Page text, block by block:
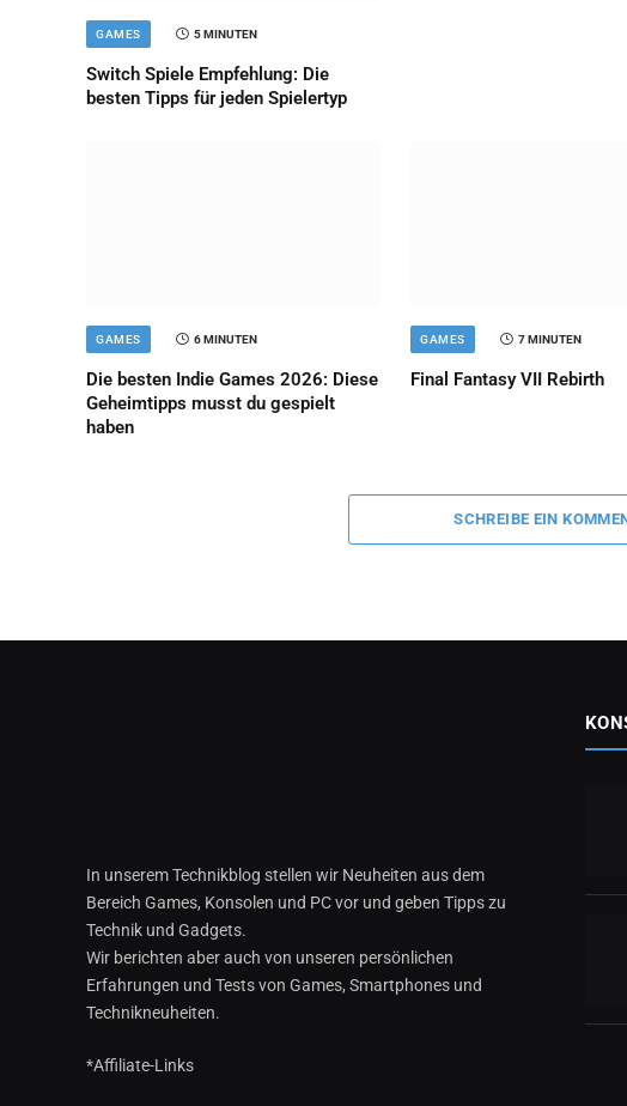
GAMES 5 MINUTEN
Switch Spiele Empfehlung: Die
besten Tipps für jeden Spielertyp
GAMES 6 MINUTEN
Die besten Indie Games 2026: Diese
Geheimtipps musst du gespielt
haben
GAMES 7 MINUTEN
Final Fantasy VII Rebirth
SCHREIBE EIN
In unserem Technikblog stellen wir Neuheiten aus dem
Bereich Games, Konsolen und PC vor und geben Tipps zu
Technik und Gadgets.
Wir berichten aber auch von unseren persönlichen
Erfahrungen und Tests von Games, Smartphones und
Technikneuheiten.
*Affiliate-Links